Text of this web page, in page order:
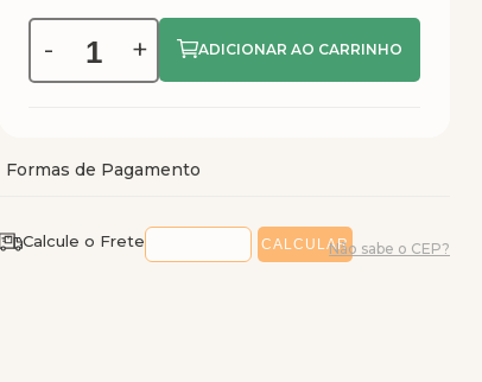
- +
Calcule o Frete Não sabe o CEP?